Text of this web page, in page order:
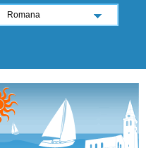
Romana